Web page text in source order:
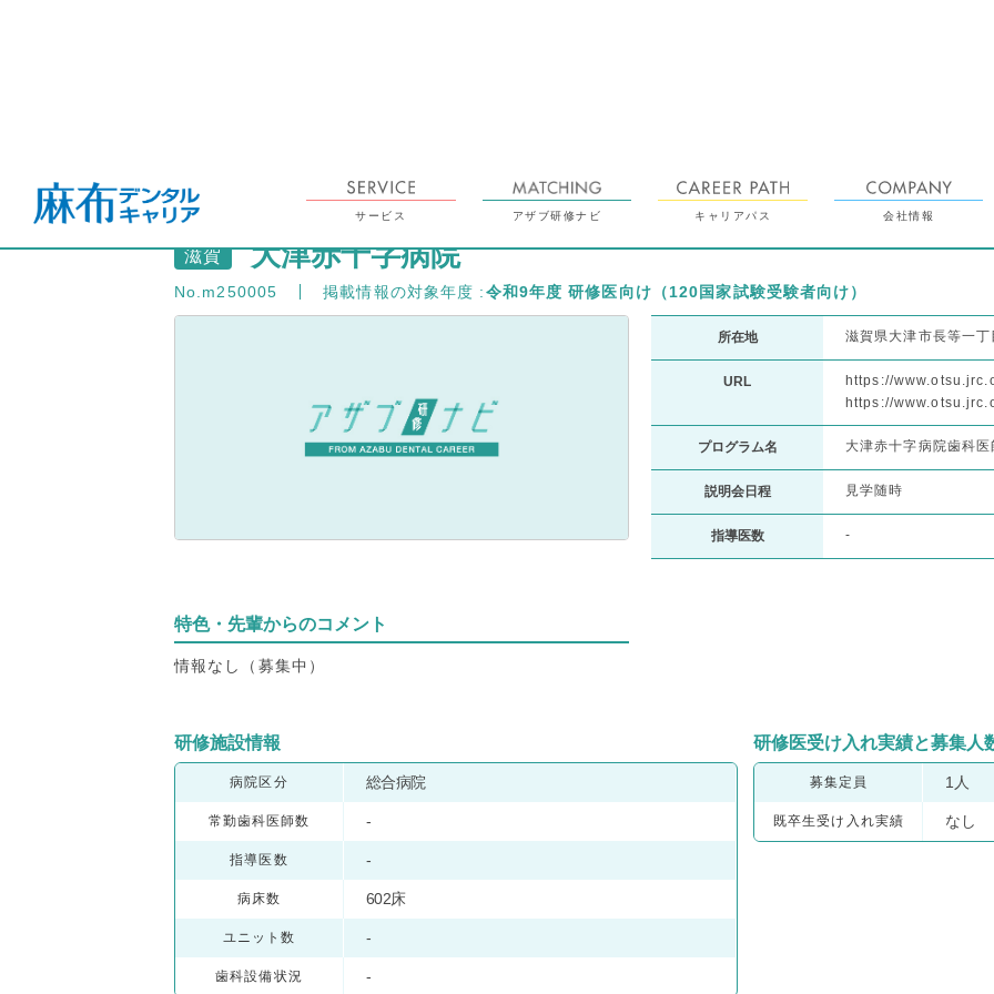
サービス アザブ研修ナビ キャリアパス 会社情報
検索
滋賀 大津赤十字病院
No.m250005 掲載情報の対象年度 :令和9年度 研修医向け（120国家試験受験者向け）
所在地 滋賀県大津市長等一
URL
https://
https://
プログラム名 大津赤十字病院歯科
説明会日程 見学随時
指導医数 -
特色・先輩からのコメント
情報なし（募集中）
研修施設情報
病院区分 総合病院
常勤歯科医師数 -
指導医数 -
病床数 602床
ユニット数 -
歯科設備状況 -
研修医受け入れ実績と募集人
募集定員 1人
既卒生受け入れ実績 なし